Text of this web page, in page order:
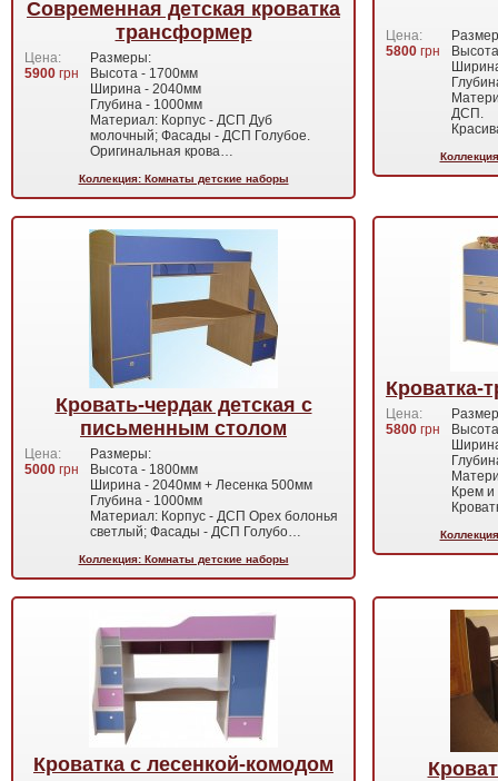
Современная детская кроватка
трансформер
Цена:
5900 грн
Размеры:
Высота - 1700мм
Ширина - 2040мм
Глубина - 1000мм
Материал: Корпус - ДСП Дуб
молочный; Фасады - ДСП Голубое.
Оригинальная крова…
Коллекция: Комнаты детские наборы
Цена:
5800 грн
ДСП.
Кровать-чердак детская с
письменным столом
Цена:
5000 грн
Размеры:
Высота - 1800мм
Ширина - 2040мм + Лесенка 500мм
Глубина - 1000мм
Материал: Корпус - ДСП Орех болонья
светлый; Фасады - ДСП Голубо…
Коллекция: Комнаты детские наборы
Кроватка-
Цена:
5800 грн
Крем и
Кроватка с лесенкой-комодом